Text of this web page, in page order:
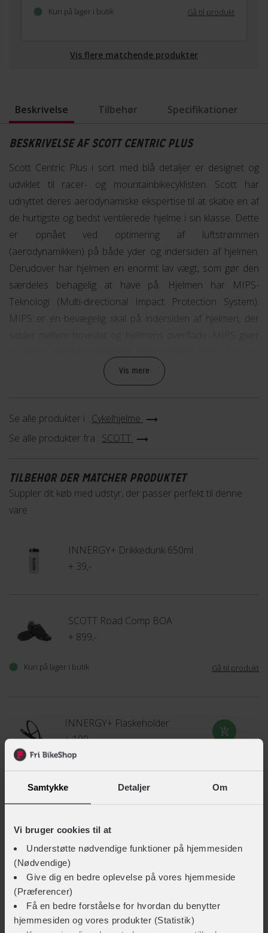
Samtykke Detaljer Om
Vi bruger cookies til at
Understøtte nødvendige funktioner på hjemmesiden
(Nødvendige)
Give dig en bedre oplevelse på vores hjemmeside
(Præferencer)
Få en bedre forståelse for hvordan du benytter
hjemmesiden og vores produkter (Statistik)
Kun på lager i butik Gå til produkt
Vis flere matchende produkter
Beskrivelse Tilbehør Specifikationer
BESKRIVELSE AF SCOTT CENTRIC PLUS
Scott Centric Plus i sort med blå detaljer er designet og
udviklet til racer- og mountainbikecyklisten. Scott har
udnyttet deres aerodynamiske ekspertise til at skabe en af
de hurtigste og bedst ventilerede hjelme i sin klasse. Dette
er opnået ved optimering af luftstrømmen
(aerodynamikken) på både yder og indersiden af hjelmen.
Derudover har hjelmen en enormt lav vægt, som gør den
særdeles behagelig at have på. Hjelmen har MIPS-
Teknologi (Multi-directional Impact Protection System).
MIPS er en bevægelig skal på indersiden af hjelmen, der
ekstra godt beskyttet mod hovedskader.
MIPS
Denne hjelm er udstyret med MIPS, som er en
revolutionerende teknologi, der består af en bevægelig skal
på indersiden af hjelmen, der sidder mellem hovedet og
beskyttelse, giver en bedre samlet beskyttelse mod vinklede
Vis mere
Se alle produkter i : Cykelhjelme
Se alle produkter fra : SCOTT
TILBEHØR DER MATCHER PRODUKTET
Suppler dit køb med udstyr, der passer perfekt til denne
vare
INNERGY+ Drikkedunk 650ml
+ 39,-
SCOTT Road Comp BOA
+ 899,-
Kun på lager i butik Gå til produkt
INNERGY+ Flaskeholder
+ 199,-
SCOTT Shield LS
+ 999,-
SCOTT Shield
+ 799,-